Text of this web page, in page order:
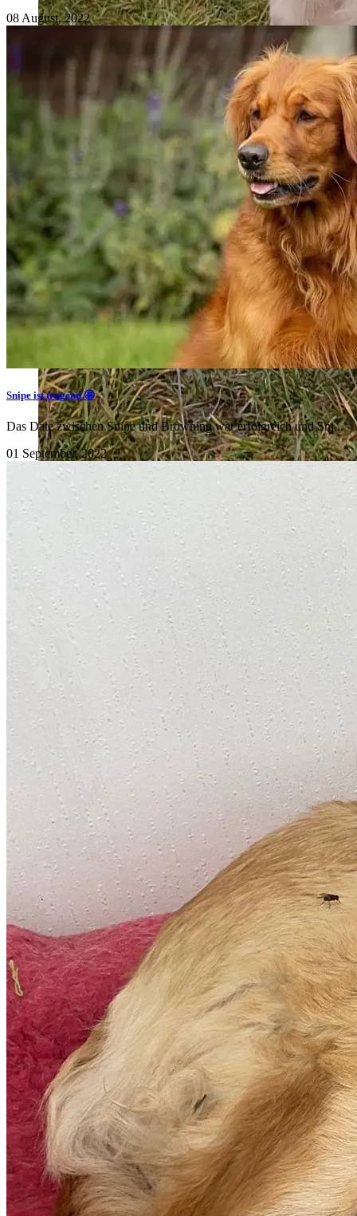
08 August, 2022
Snipe ist tragend 🤩
Das Date zwischen Snipe und Browning war erfolgreich und Sni...
01 September, 2022